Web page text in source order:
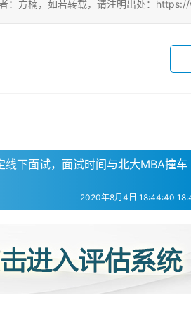
：方楠，如若转载，请注明出处：
线下面试，面试时间与北大MBA撞车
2020年8月4日 18:44:40